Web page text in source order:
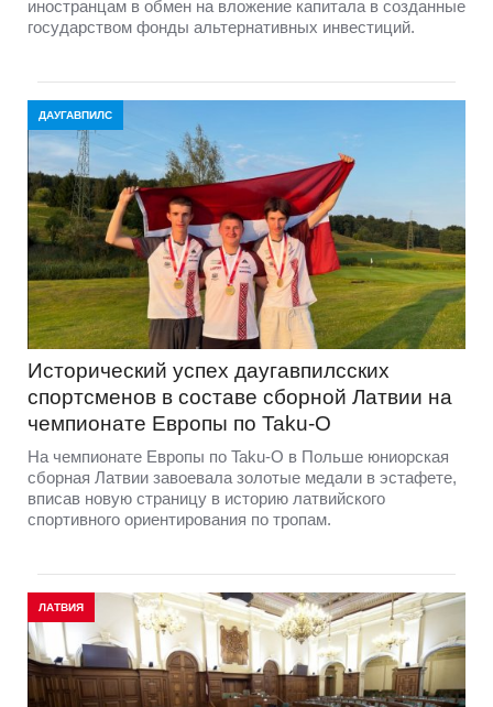
иностранцам в обмен на вложение капитала в созданные
государством фонды альтернативных инвестиций.
ДАУГАВПИЛС
Исторический успех даугавпилсских
спортсменов в составе сборной Латвии на
чемпионате Европы по Taku-O
На чемпионате Европы по Taku-O в Польше юниорская
сборная Латвии завоевала золотые медали в эстафете,
вписав новую страницу в историю латвийского
спортивного ориентирования по тропам.
ЛАТВИЯ